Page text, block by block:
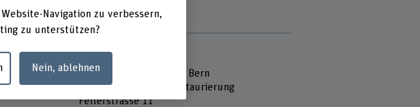
Hochschule der Künste Bern
Konservierung und Restaurierung
Fellerstrasse 11
Navigation zu verbessern,
zu unterstützen?
Nein, ablehnen